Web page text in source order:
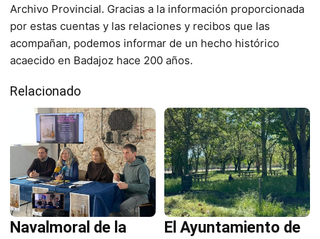
Archivo Provincial. Gracias a la información proporcionada
por estas cuentas y las relaciones y recibos que las
acompañan, podemos informar de un hecho histórico
acaecido en Badajoz hace 200 años.
Relacionado
Navalmoral de la
El Ayuntamiento de